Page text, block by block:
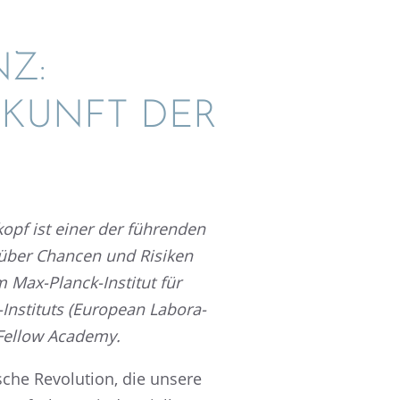
DER
ist einer der führen­den
Chancen und Risiken
Max-Planck-Insti­tut für
Insti­tuts (European Labora­
Academy.
Revolu­tion, die unsere